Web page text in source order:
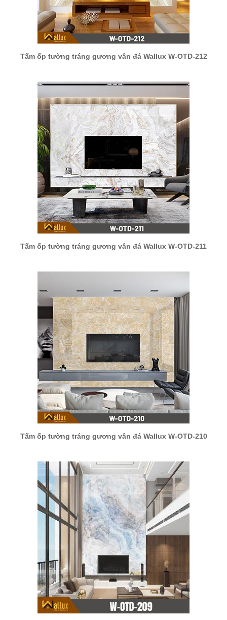
Tấm ốp tường tráng gương vân đá Wallux W-OTD-212
Tấm ốp tường tráng gương vân đá Wallux W-OTD-211
Tấm ốp tường tráng gương vân đá Wallux W-OTD-210